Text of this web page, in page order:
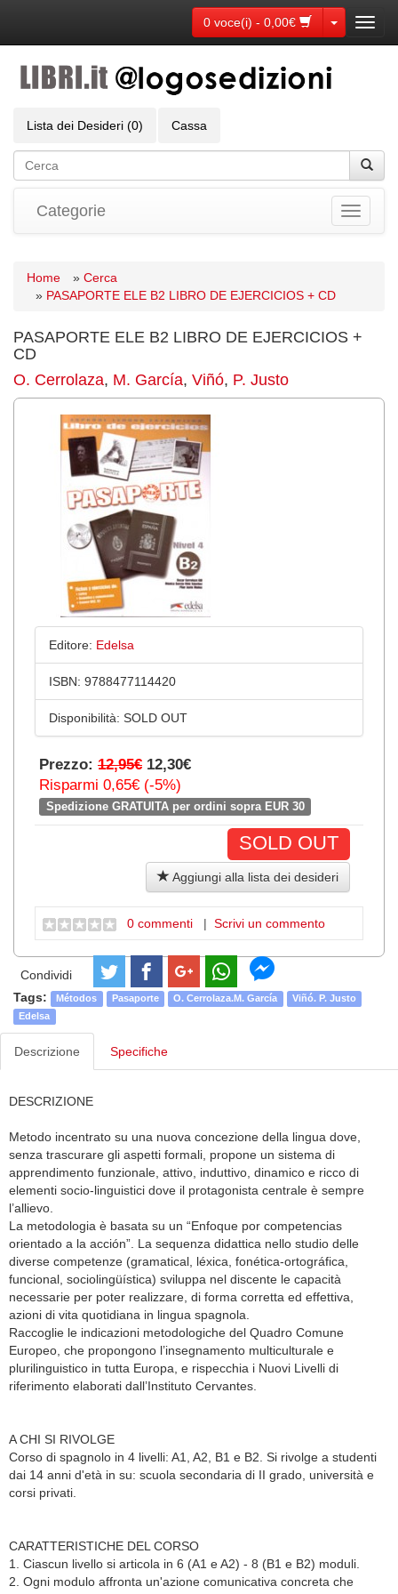
0 voce(i) - 0,00€ Toggle
Lista dei Desideri (0) Cassa
Toggle
Categorie
Home » Cerca
» PASAPORTE ELE B2 LIBRO DE EJERCICIOS + CD
PASAPORTE ELE B2 LIBRO DE EJERCICIOS +
CD
O. Cerrolaza, M. García, Viñó, P. Justo
Editore: Edelsa
ISBN: 9788477114420
Disponibilità: SOLD OUT
Prezzo: 12,95€ 12,30€
Risparmi 0,65€ (-5%)
Spedizione GRATUITA per ordini sopra EUR 30
SOLD OUT
Aggiungi alla lista dei desideri
0 commenti | Scrivi un commento
Condividi
Tags:
Métodos Pasaporte O. Cerrolaza.M. García
Viñó. P. Justo
Edelsa
Descrizione Specifiche
DESCRIZIONE
Metodo incentrato su una nuova concezione della lingua dove,
senza trascurare gli aspetti formali, propone un sistema di
apprendimento funzionale, attivo, induttivo, dinamico e ricco di
elementi socio-linguistici dove il protagonista centrale è sempre
l’allievo.
La metodologia è basata su un “Enfoque por competencias
orientado a la acción”. La sequen­za didattica nello studio delle
diverse competenze (gramatical, léxica, fonética-ortográfica,
funcional, sociolingüística) sviluppa nel discente le capacità
necessarie per poter realizzare, di forma corretta ed effettiva,
azioni di vita quotidiana in lingua spagnola.
Raccoglie le indicazioni metodologiche del Quadro Comune
Europeo, che propongono l’inse­gnamento multiculturale e
plurilinguistico in tutta Europa, e rispecchia i Nuovi Livelli di
riferimento elaborati dall’Instituto Cervantes.
A CHI SI RIVOLGE
Corso di spagnolo in 4 livelli: A1, A2, B1 e B2. Si rivolge a studenti
dai 14 anni d'età in su: scuola secondaria di II grado, università e
corsi privati.
CARATTERISTICHE DEL CORSO
1. Ciascun livello si articola in 6 (A1 e A2) - 8 (B1 e B2) moduli.
2. Ogni modulo affronta un'azione comunicativa concreta che